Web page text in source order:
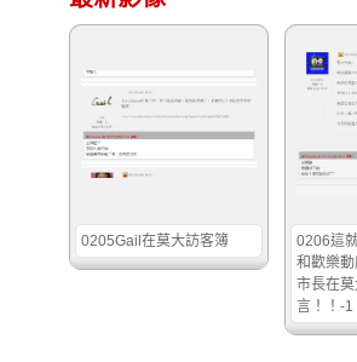
0205Gail在莫大訪客簿
0206這
和歡樂
市長在
言！！-1